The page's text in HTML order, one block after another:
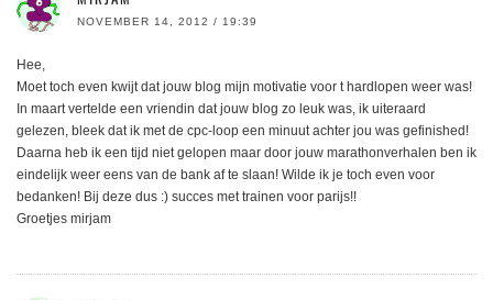
NOVEMBER 14, 2012 / 19:39
Hee,
Moet toch even kwijt dat jouw blog mijn motivatie voor t hardlopen weer was!
In maart vertelde een vriendin dat jouw blog zo leuk was, ik uiteraard
gelezen, bleek dat ik met de cpc-loop een minuut achter jou was gefinished!
Daarna heb ik een tijd niet gelopen maar door jouw marathonverhalen ben ik
eindelijk weer eens van de bank af te slaan! Wilde ik je toch even voor
bedanken! Bij deze dus :) succes met trainen voor parijs!!
Groetjes mirjam